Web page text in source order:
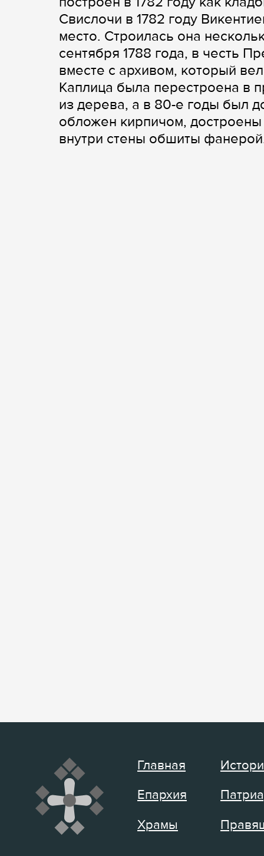
Свислочи в 1782 году
место. Строилась она
сентября 1788 года, в честь
вместе с архивом, который
Каплица была перестроена в
из дерева, а в 80-е годы был
обложен кирпичом,
внутри стены обшиты
Главная
Епархия
Храмы